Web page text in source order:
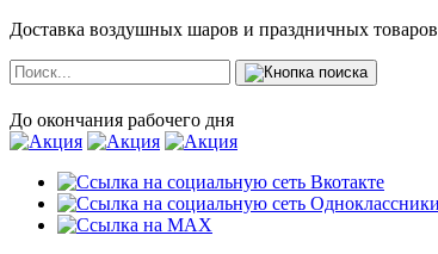
Доставка воздушных шаров и праздничных товаров
До окончания рабочего дня